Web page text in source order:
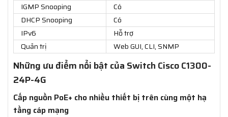
IGMP Snooping
Có
DHCP Snooping
Có
IPv6
Hỗ trợ
Quản trị
Web GUI, CLI, SNMP
Những ưu điểm nổi bật của Switch Cisco C1300-
24P-4G
Cấp nguồn PoE+ cho nhiều thiết bị trên cùng một hạ
tầng cáp mạng